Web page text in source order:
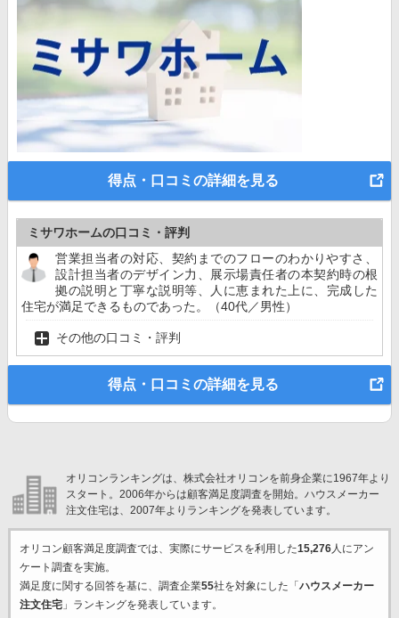
得点・口コミの詳細を見る
ミサワホームの口コミ・評判
営業担当者の対応、契約までのフローのわかりやすさ、
設計担当者のデザイン力、展示場責任者の本契約時の根
拠の説明と丁寧な説明等、人に恵まれた上に、完成した
住宅が満足できるものであった。（40代／男性）
その他の口コミ・評判
得点・口コミの詳細を見る
オリコンランキングは、株式会社オリコンを前身企業に1967年より
スタート。2006年からは顧客満足度調査を開始。ハウスメーカー
注文住宅は、2007年よりランキングを発表しています。
オリコン顧客満足度調査では、実際にサービスを利用した15,276人にアン
ケート調査を実施。
満足度に関する回答を基に、調査企業55社を対象にした「 ハウスメーカー
注文住宅」ランキングを発表しています。